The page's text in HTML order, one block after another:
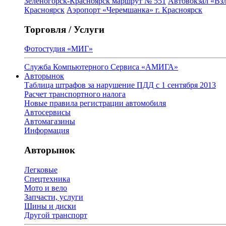
Красноярск Аэропорт «Черемшанка» г. Красноярск
Торговля / Услуги
Фотостудия «МИГ»
Служба Компьютерного Сервиса «АМИГА»
Авторынок
Таблица штрафов за нарушение ПДД с 1 сентября 2013
Расчет транспортного налога
Новые правила регистрации автомобиля
Автосервисы
Автомагазины
Информация
Авторынок
Легковые
Спецтехника
Мото и вело
Запчасти, услуги
Шины и диски
Другой транспорт